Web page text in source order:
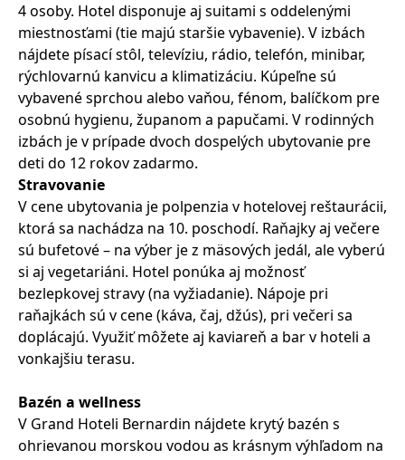
4 osoby. Hotel disponuje aj suitami s oddelenými
miestnosťami (tie majú staršie vybavenie). V izbách
nájdete písací stôl, televíziu, rádio, telefón, minibar,
rýchlovarnú kanvicu a klimatizáciu. Kúpeľne sú
vybavené sprchou alebo vaňou, fénom, balíčkom pre
osobnú hygienu, županom a papučami. V rodinných
izbách je v prípade dvoch dospelých ubytovanie pre
deti do 12 rokov zadarmo.
Stravovanie
V cene ubytovania je polpenzia v hotelovej reštaurácii,
ktorá sa nachádza na 10. poschodí. Raňajky aj večere
sú bufetové – na výber je z mäsových jedál, ale vyberú
si aj vegetariáni. Hotel ponúka aj možnosť
bezlepkovej stravy (na vyžiadanie). Nápoje pri
raňajkách sú v cene (káva, čaj, džús), pri večeri sa
doplácajú. Využiť môžete aj kaviareň a bar v hoteli a
vonkajšiu terasu.
Bazén a wellness
V Grand Hoteli Bernardin nájdete krytý bazén s
ohrievanou morskou vodou as krásnym výhľadom na